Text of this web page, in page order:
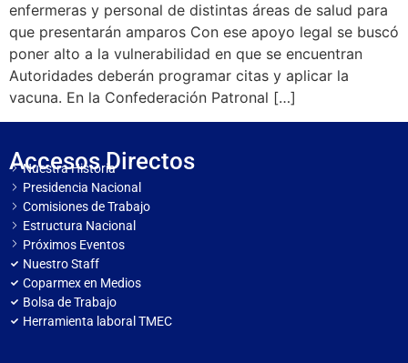
enfermeras y personal de distintas áreas de salud para
que presentarán amparos Con ese apoyo legal se buscó
poner alto a la vulnerabilidad en que se encuentran
Autoridades deberán programar citas y aplicar la
vacuna. En la Confederación Patronal […]
Accesos Directos
Nuestra Historia
Presidencia Nacional
Comisiones de Trabajo
Estructura Nacional
Próximos Eventos
Nuestro Staff
Coparmex en Medios
Bolsa de Trabajo
Herramienta laboral TMEC